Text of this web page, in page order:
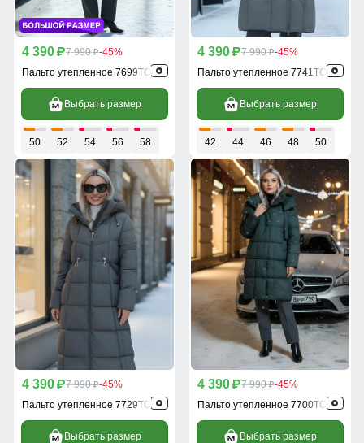
4 390 p7 990 p-45%
Пальто утепленное 7699TC
Выбрать размер
50 52 54 56 58
4 390 p7 990 p-45%
Пальто утепленное 7741TC
Выбрать размер
42 44 46 48 50
4 390 p7 990 p-45%
Пальто утепленное 7729TC
Выбрать размер
4 390 p7 990 p-45%
Пальто утепленное 7700TC
Выбрать размер